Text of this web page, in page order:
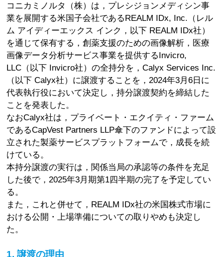
コニカミノルタ（株）は，プレシジョンメディシン事
業を展開する米国子会社であるREALM IDx, Inc.（レル
ム アイディーエックス インク，以下 REALM IDx社）
を通じて保有する，創薬支援のための画像解析，医療
画像データ分析サービス事業を提供するInvicro,
LLC（以下 Invicro社）の全持分を，Calyx Services Inc.
（以下 Calyx社）に譲渡することを，2024年3月6日に
代表執行役において決定し，持分譲渡契約を締結した
ことを発表した。
なおCalyx社は，プライベート・エクイティ・ファーム
であるCapVest Partners LLP傘下のファンドによって設
立された製薬サービスプラットフォームで，成長を続
けている。
本持分譲渡の実行は，関係当局の承認等の条件を充足
した後で，2025年3月期第1四半期の完了を予定してい
る。
また，これと併せて，REALM IDx社の米国株式市場に
おける公開・上場準備についての取りやめも決定し
た。
1. 譲渡の理由